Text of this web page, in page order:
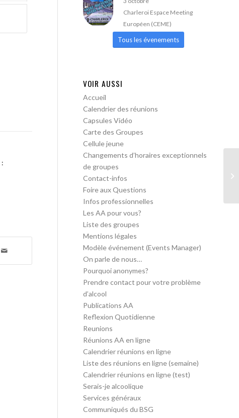
Charleroi Espace Meeting
Européen (CEME)
Tous les évenements
VOIR AUSSI
Accueil
Calendrier des réunions
Capsules Vidéo
Carte des Groupes
Cellule jeune
Changements d’horaires exceptionnels
de groupes
Contact-infos
Foire aux Questions
Infos professionnelles
Les AA pour vous?
Liste des groupes
Mentions légales
Modèle événement (Events Manager)
On parle de nous…
Pourquoi anonymes?
Prendre contact pour votre problème
d’alcool
Publications AA
Reflexion Quotidienne
Reunions
Réunions AA en ligne
Calendrier réunions en ligne
Liste des réunions en ligne (semaine)
Calendrier réunions en ligne (test)
Serais-je alcoolique
Services généraux
Communiqués du BSG